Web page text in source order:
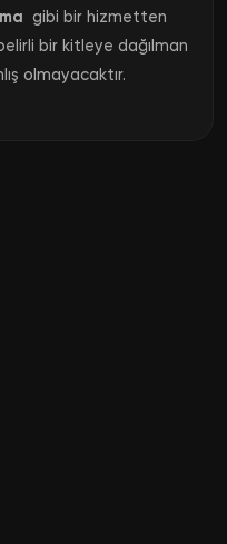
gibi bir hizmetten
bir kitleye dağılman
olmayacaktır.